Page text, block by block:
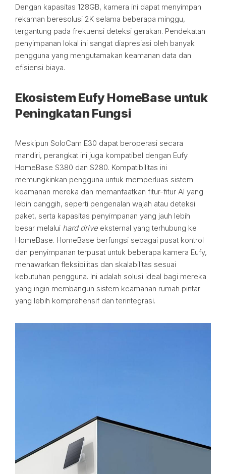
Dengan kapasitas 128GB, kamera ini dapat menyimpan
rekaman beresolusi 2K selama beberapa minggu,
tergantung pada frekuensi deteksi gerakan. Pendekatan
penyimpanan lokal ini sangat diapresiasi oleh banyak
pengguna yang mengutamakan keamanan data dan
efisiensi biaya.
Ekosistem Eufy HomeBase untuk
Peningkatan Fungsi
Meskipun SoloCam E30 dapat beroperasi secara
mandiri, perangkat ini juga kompatibel dengan Eufy
HomeBase S380 dan S280. Kompatibilitas ini
memungkinkan pengguna untuk memperluas sistem
keamanan mereka dan memanfaatkan fitur-fitur AI yang
lebih canggih, seperti pengenalan wajah atau deteksi
paket, serta kapasitas penyimpanan yang jauh lebih
besar melalui hard driveeksternal yang terhubung ke
HomeBase. HomeBase berfungsi sebagai pusat kontrol
dan penyimpanan terpusat untuk beberapa kamera Eufy,
menawarkan fleksibilitas dan skalabilitas sesuai
kebutuhan pengguna. Ini adalah solusi ideal bagi mereka
yang ingin membangun sistem keamanan rumah pintar
yang lebih komprehensif dan terintegrasi.